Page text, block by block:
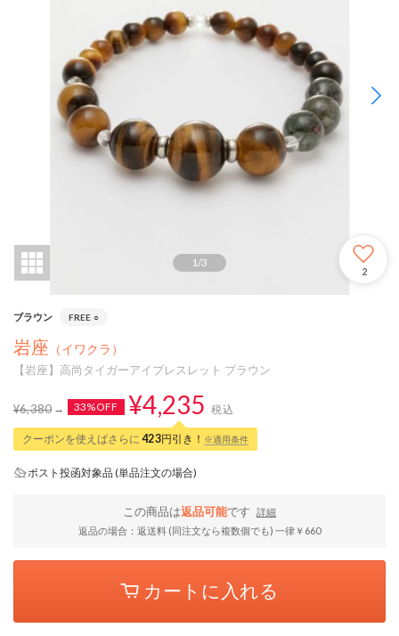
1/3
2
ブラウン FREE ○
岩座 （イワクラ）
【岩座】高尚タイガーアイブレスレット ブラウン
¥6,380 33%OFF ¥4,235 税込
クーポンを使えばさらに 423円引き！ ※適用条件
ポスト投函対象品 (単品注文の場合)
この商品は返品可能です
詳細
返品の場合：返送料 (同注文なら複数個でも) 一律￥660
カートに入れる